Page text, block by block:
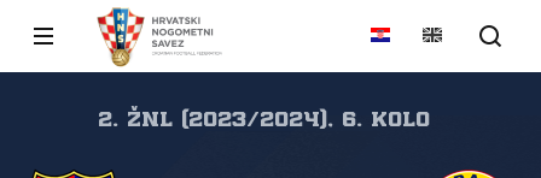
2. ŽNL (2023/2024), 6. kolo